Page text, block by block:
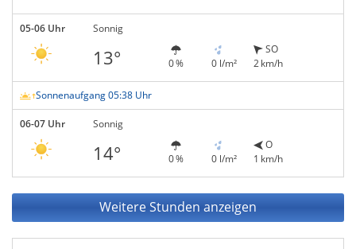
05-06 Uhr Sonnig
13° 0 % 0 l/m²
SO
2 km/h
Sonnenaufgang 05:38 Uhr
06-07 Uhr Sonnig
14° 0 % 0 l/m²
O
1 km/h
Weitere Stunden anzeigen